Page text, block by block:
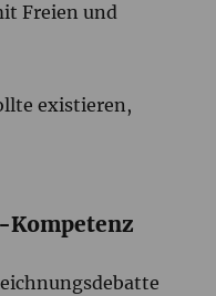
Freien und
existieren,